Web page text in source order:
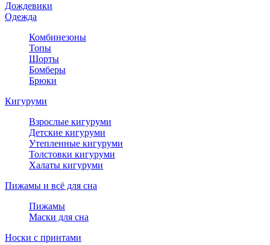
Дождевики
Одежда
Комбинезоны
Топы
Шорты
Бомберы
Брюки
Кигуруми
Взрослые кигуруми
Детские кигуруми
Утепленные кигуруми
Толстовки кигуруми
Халаты кигуруми
Пижамы и всё для сна
Пижамы
Маски для сна
Носки с принтами